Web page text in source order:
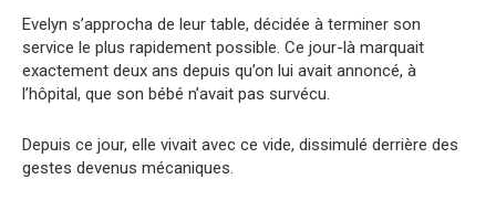
Evelyn s’approcha de leur table, décidée à terminer son
service le plus rapidement possible. Ce jour-là marquait
exactement deux ans depuis qu’on lui avait annoncé, à
l’hôpital, que son bébé n’avait pas survécu.
Depuis ce jour, elle vivait avec ce vide, dissimulé derrière des
gestes devenus mécaniques.